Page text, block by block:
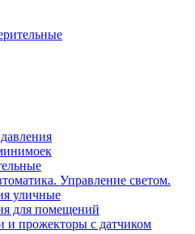
Управление светом.
уличные
для помещений
и прожекторы с датчиком